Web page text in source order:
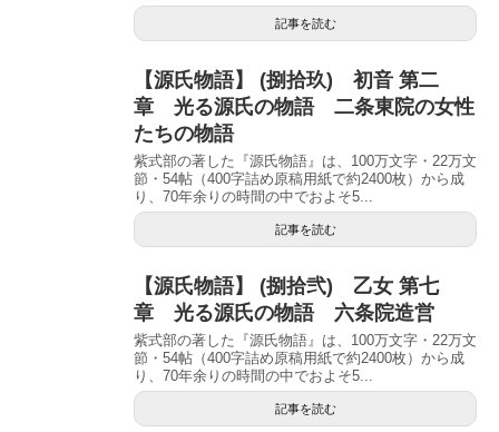
記事を読む
【源氏物語】 (捌拾玖) 初音 第二
章 光る源氏の物語 二条東院の女性
たちの物語
紫式部の著した『源氏物語』は、100万文字・22万文
節・54帖（400字詰め原稿用紙で約2400枚）から成
り、70年余りの時間の中でおよそ5...
記事を読む
【源氏物語】 (捌拾弐) 乙女 第七
章 光る源氏の物語 六条院造営
紫式部の著した『源氏物語』は、100万文字・22万文
節・54帖（400字詰め原稿用紙で約2400枚）から成
り、70年余りの時間の中でおよそ5...
記事を読む